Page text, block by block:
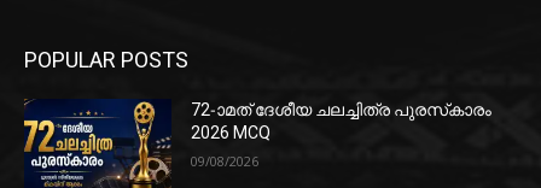
POPULAR POSTS
72-ാമത് ദേശീയ ചലച്ചിത്ര പുരസ്‌കാരം
2026 MCQ
09/08/2026